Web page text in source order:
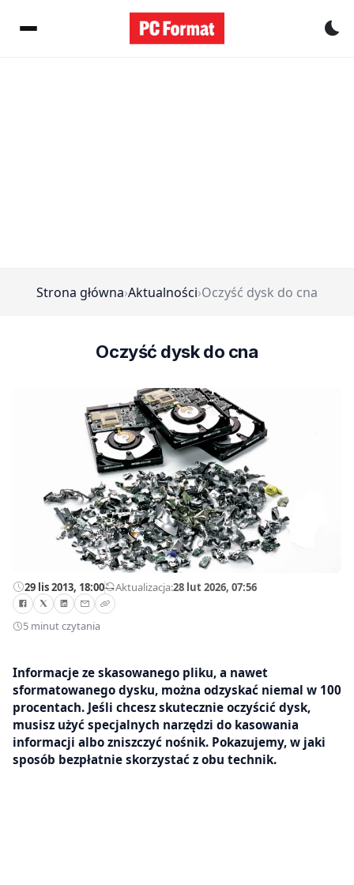
Strona główna›Aktualności›Oczyść dysk do cna
Oczyść dysk do cna
29 lis 2013, 18:00—Aktualizacja:28 lut 2026, 07:56
5 minut czytania
Informacje ze skasowanego pliku, a nawet
sformatowanego dysku, można odzyskać niemal w 100
procentach. Jeśli chcesz skutecznie oczyścić dysk,
musisz użyć specjalnych narzędzi do kasowania
informacji albo zniszczyć nośnik. Pokazujemy, w jaki
sposób bezpłatnie skorzystać z obu technik.